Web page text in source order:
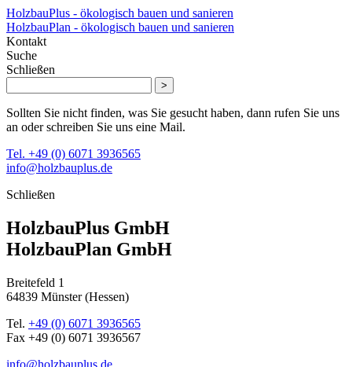
HolzbauPlus - ökologisch bauen und sanieren
HolzbauPlan - ökologisch bauen und sanieren
Kontakt
Suche
Schließen
>
Sollten Sie nicht finden, was Sie gesucht haben, dann rufen Sie uns
an oder schreiben Sie uns eine Mail.
Tel. +49 (0) 6071 3936565
info@holzbauplus.de
Schließen
HolzbauPlus GmbH
HolzbauPlan GmbH
Breitefeld 1
64839 Münster (Hessen)
Tel. +49 (0) 6071 3936565
Fax +49 (0) 6071 3936567
info@holzbauplus.de